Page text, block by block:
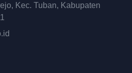
Kec. Tuban, Kabupaten